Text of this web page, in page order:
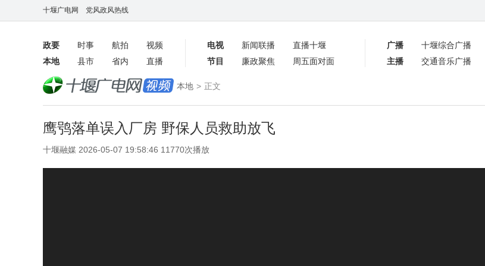
十堰广电网 党风政风热线
政要 时事 航拍
视频
本地
县市 省内 直播
电视 新闻联播
直播十堰
节目
廉政聚焦 周五面对面
广播 十堰综合广播
主播
交通音乐广播
数字报
本地 > 正文
鹰鸮落单误入厂房 野保人员救助放飞
十堰融媒 2026-05-07 19:58:46 11770次播放